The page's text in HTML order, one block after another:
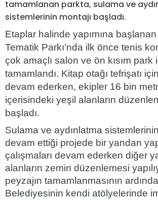
tamamlanan parkta, sulama ve
sistemlerinin montajı başladı.
Etaplar halinde yapımına
Tematik Parkı’nda ilk önce tenis
çok amaçlı salon ve ön kısım park
tamamlandı. Kitap otağı tefrişatı
devam ederken, ekipler 16 bin
içerisindeki yeşil alanların
başladı.
Sulama ve aydınlatma
devam ettiği projede bir yandan
çalışmaları devam ederken diğer
alanların zemin düzenlemesi
peyzajın tamamlanmasının
Belediyesinin kendi atölyelerinde